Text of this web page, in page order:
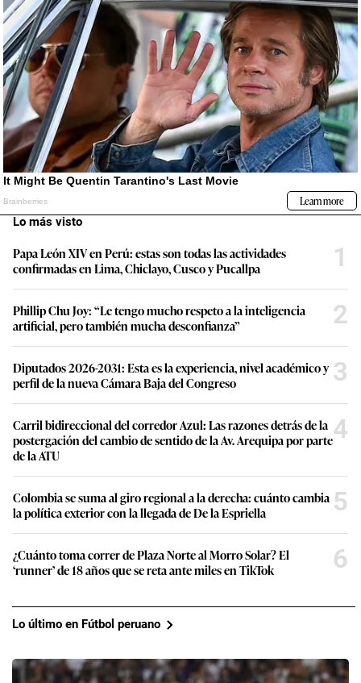
Lo más visto
Papa León XIV en Perú: estas son todas las actividades
confirmadas en Lima, Chiclayo, Cusco y Pucallpa
1
Phillip Chu Joy: “Le tengo mucho respeto a la inteligencia
artificial, pero también mucha desconfianza”
2
Diputados 2026-2031: Esta es la experiencia, nivel académico y
perfil de la nueva Cámara Baja del Congreso
3
Carril bidireccional del corredor Azul: Las razones detrás de la
postergación del cambio de sentido de la Av. Arequipa por parte
de la ATU
4
Colombia se suma al giro regional a la derecha: cuánto cambia
la política exterior con la llegada de De la Espriella
5
¿Cuánto toma correr de Plaza Norte al Morro Solar? El
‘runner’ de 18 años que se reta ante miles en TikTok
6
Lo último en Fútbol peruano